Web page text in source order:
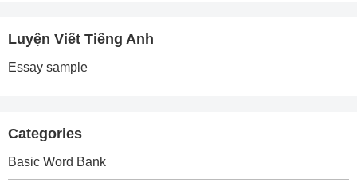
Luyện Viết Tiếng Anh
Essay sample
Categories
Basic Word Bank